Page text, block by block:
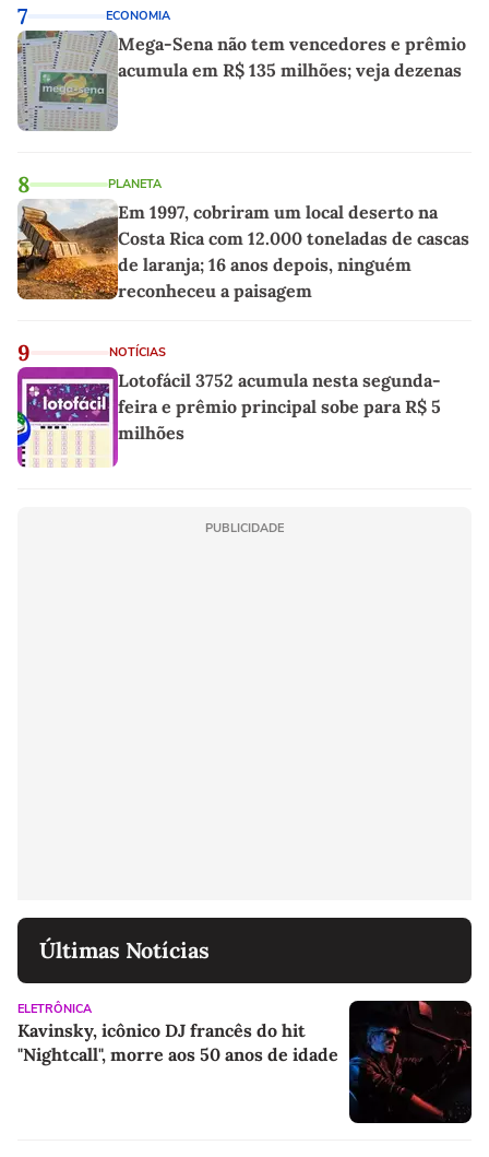
7 ECONOMIA
Mega-Sena não tem vencedores e prêmio
acumula em R$ 135 milhões; veja dezenas
8 PLANETA
Em 1997, cobriram um local deserto na
Costa Rica com 12.000 toneladas de cascas
de laranja; 16 anos depois, ninguém
reconheceu a paisagem
9 NOTÍCIAS
Lotofácil 3752 acumula nesta segunda-
feira e prêmio principal sobe para R$ 5
milhões
PUBLICIDADE
Últimas Notícias
ELETRÔNICA
Kavinsky, icônico DJ francês do hit
"Nightcall", morre aos 50 anos de idade